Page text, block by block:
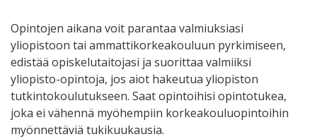
Opintojen aikana voit parantaa valmiuksiasi
yliopistoon tai ammattikorkeakouluun pyrkimiseen,
edistää opiskelutaitojasi ja suorittaa valmiiksi
yliopisto-opintoja, jos aiot hakeutua yliopiston
tutkintokoulutukseen. Saat opintoihisi opintotukea,
joka ei vähennä myöhempiin korkeakouluopintoihin
myönnettäviä tukikuukausia.